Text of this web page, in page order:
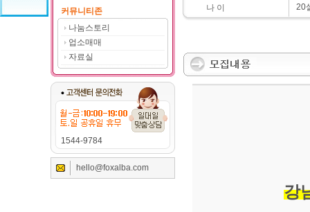
커뮤니티존
나눔스토리
업소매매
자료실
1544-9784
hello@foxalba.com
나 이
20
강